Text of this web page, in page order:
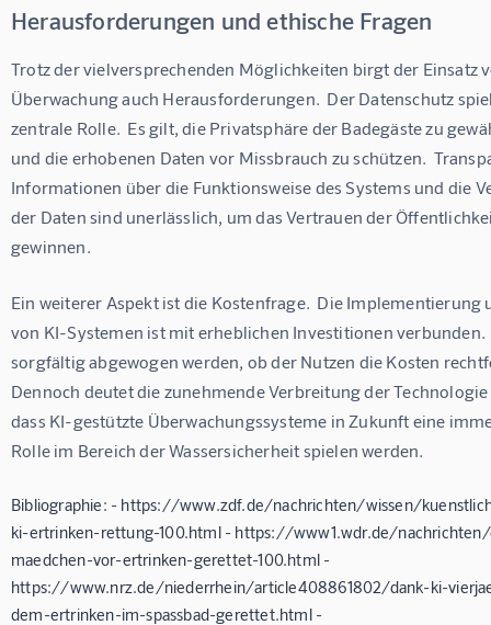
Herausforderungen und ethische Fragen
Trotz der vielversprechenden Möglichkeiten birgt der Einsatz
Überwachung auch Herausforderungen.  Der Datenschutz
zentrale Rolle.  Es gilt, die Privatsphäre der Badegäste zu
und die erhobenen Daten vor Missbrauch zu schützen.
Informationen über die Funktionsweise des Systems und die
der Daten sind unerlässlich, um das Vertrauen der
gewinnen.
Ein weiterer Aspekt ist die Kostenfrage.  Die Implementierung
von KI-Systemen ist mit erheblichen Investitionen verbunden.
sorgfältig abgewogen werden, ob der Nutzen die Kosten
Dennoch deutet die zunehmende Verbreitung der
dass KI-gestützte Überwachungssysteme in Zukunft eine
Rolle im Bereich der Wassersicherheit spielen werden.
Bibliographie: - https://www.zdf.de/nachrichten/wissen/
ki-ertrinken-rettung-100.html - https://www1.wdr.de/
maedchen-vor-ertrinken-gerettet-100.html -
https://www.nrz.de/niederrhein/article408861802/dank-ki-
dem-ertrinken-im-spassbad-gerettet.html -